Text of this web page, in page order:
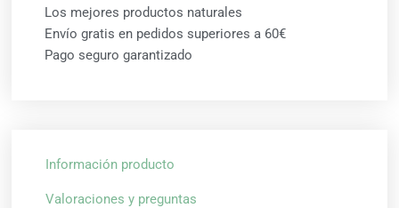
Los mejores productos naturales
Envío gratis en pedidos superiores a 60€
Pago seguro garantizado
Información producto
Valoraciones y preguntas